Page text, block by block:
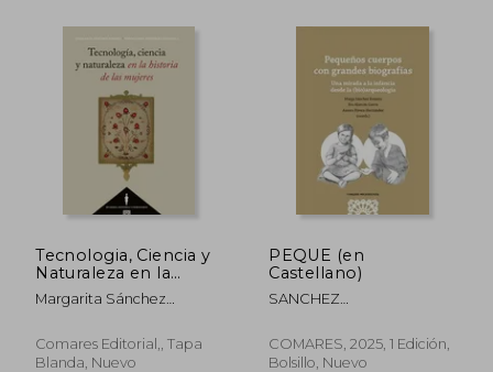
55% 55%
dcto.
Tecnologia, Ciencia y
Naturaleza en la
Historia de las Mujer
Margarita Sánchez
Comares Editorial,, Tapa
Blanda, Nuevo
PEQUE (en
Castellano)
SANCHEZ
COMARES, 2025, 1 Edición,
Bolsillo, Nuevo